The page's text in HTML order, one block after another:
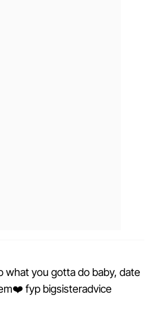
what you gotta do baby, date
fyp bigsisteradvice